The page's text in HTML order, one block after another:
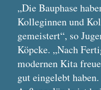
„Die Bauphase
Kolleginnen und
gemeistert“, so
Köpcke. „Nach
modernen Kita
gut eingelebt